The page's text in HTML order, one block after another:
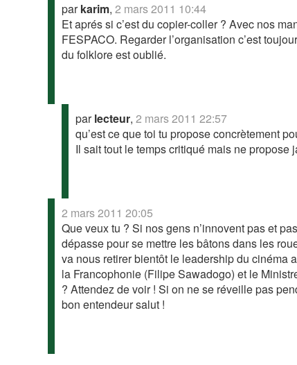
parkarim, 2 mars 2011 10:44
Et aprés si c’est du copier-coller ? Avec nos
FESPACO. Regarder l’organisation c’est
du folklore est oublié.
parlecteur, 2 mars 2011 22:57
qu’est ce que toi tu propose concrètement
Il sait tout le temps critiqué mais ne propose
2 mars 2011 20:05
Que veux tu ? Si nos gens n’innovent pas et
dépasse pour se mettre les bâtons dans les
va nous retirer bientôt le leadership du cinéma
la Francophonie (Filipe Sawadogo) et le
? Attendez de voir ! Si on ne se réveille pas
bon entendeur salut !